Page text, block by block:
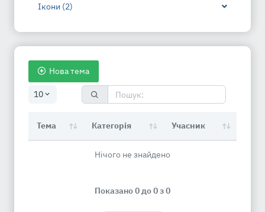
Ікони (2)
Нова тема
10
Тема Категорія Учасник
Нічого не знайдено
Показано 0 до 0 з 0